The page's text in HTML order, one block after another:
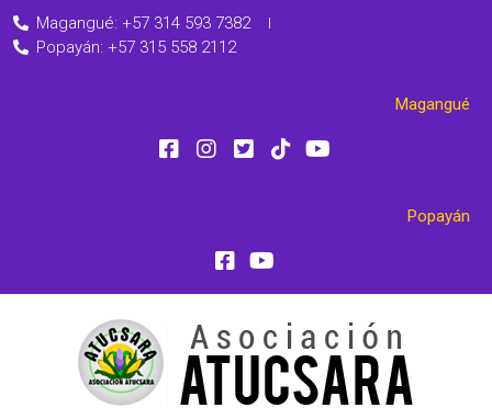
Magangué: +57 314 593 7382
Popayán: +57 315 558 2112
Magangué
Popayán